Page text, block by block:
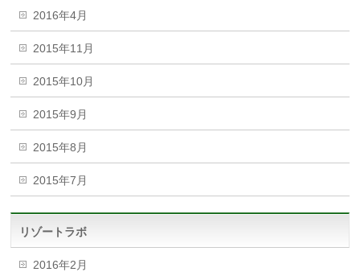
2016年4月
2015年11月
2015年10月
2015年9月
2015年8月
2015年7月
リゾートラボ
2016年2月